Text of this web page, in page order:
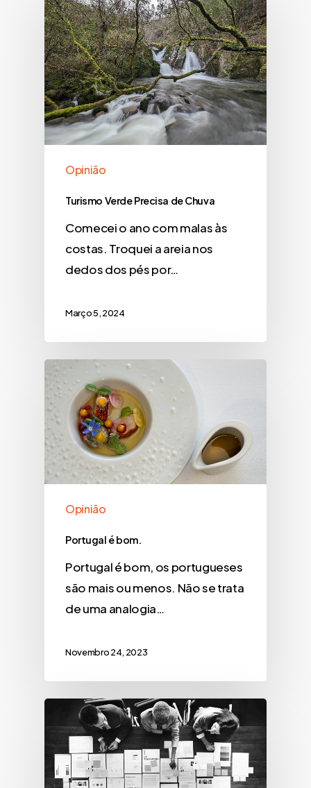
Opinião
Turismo Verde Precisa de Chuva
Comecei o ano com malas às
costas. Troquei a areia nos
dedos dos pés por…
Março 5, 2024
Opinião
Portugal é bom.
Portugal é bom, os portugueses
são mais ou menos. Não se trata
de uma analogia…
Novembro 24, 2023